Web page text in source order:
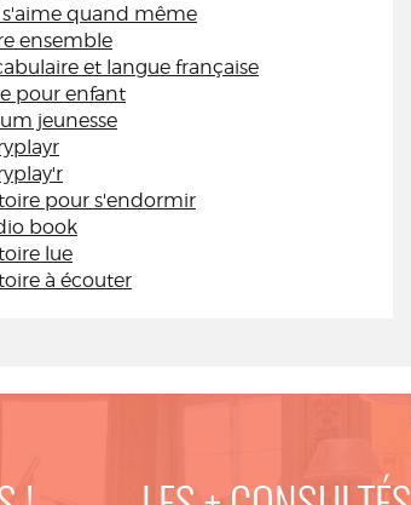
quand même
ensemble
et langue française
pour enfant
jeunesse
pour s'endormir
book
lue
à écouter